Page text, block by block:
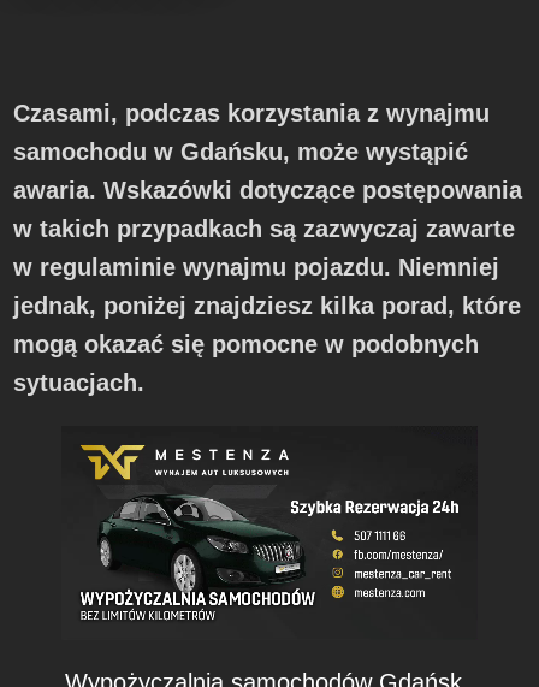
Czasami, podczas korzystania z wynajmu
samochodu w Gdańsku, może wystąpić
awaria. Wskazówki dotyczące postępowania
w takich przypadkach są zazwyczaj zawarte
w regulaminie wynajmu pojazdu. Niemniej
jednak, poniżej znajdziesz kilka porad, które
mogą okazać się pomocne w podobnych
sytuacjach.